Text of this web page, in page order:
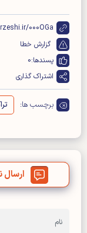
000OGa
گزارش خطا
پسندها:0
اشتراک گذاری
برچسب ها:
ارسال